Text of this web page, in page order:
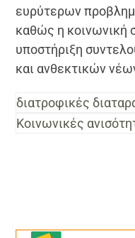
ευρύτερων
καθώς η κοινωνική
υποστήριξη
και ανθεκτικών
διατροφικές
Κοινωνικές